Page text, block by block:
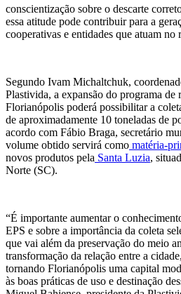
conscientização sobre o descarte
essa atitude pode contribuir para a
cooperativas e entidades que atuam no
Segundo Ivam Michaltchuk,
Plastivida, a expansão do programa de
Florianópolis poderá possibilitar a
de aproximadamente 10 toneladas de
acordo com Fábio Braga, secretário
volume obtido servirá como matéria-
novos produtos pela Santa Luzia,
Norte (SC).
“É importante aumentar o
EPS e sobre a importância da coleta
que vai além da preservação do meio
transformação da relação entre a
tornando Florianópolis uma capital
às boas práticas de uso e destinação